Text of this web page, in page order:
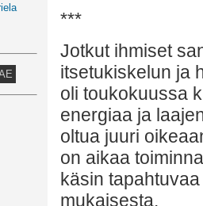
***
Jotkut ihmiset
itsetukiskelun ja
oli toukokuussa
energiaa ja
oltua juuri
on aikaa
käsin
mukaisesta.